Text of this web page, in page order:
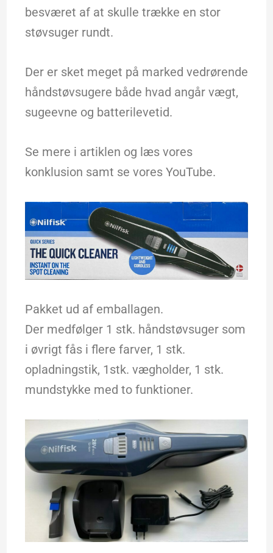
besværet af at skulle trække en stor
støvsuger rundt.
Der er sket meget på marked vedrørende
håndstøvsugere både hvad angår vægt,
sugeevne og batterilevetid.
Se mere i artiklen og læs vores
konklusion samt se vores YouTube.
Pakket ud af emballagen.
Der medfølger 1 stk. håndstøvsuger som
i øvrigt fås i flere farver, 1 stk.
opladningstik, 1stk. vægholder, 1 stk.
mundstykke med to funktioner.